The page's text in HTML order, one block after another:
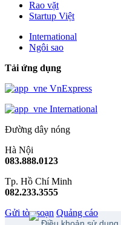
Rao vặt
Startup Việt
International
Ngôi sao
Tải ứng dụng
VnExpress
International
Đường dây nóng
Hà Nội
083.888.0123
Tp. Hồ Chí Minh
082.233.3555
Gửi tòa soạn Quảng cáo